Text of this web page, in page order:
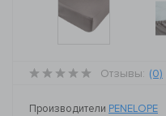
Отзывы: (0)
Производители PENELOPE